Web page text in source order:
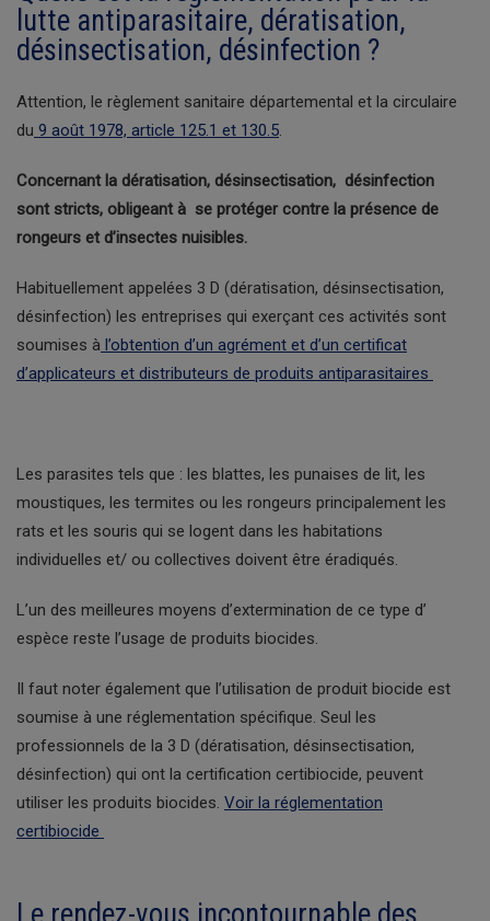
lutte antiparasitaire, dératisation,
désinsectisation, désinfection ?
Attention, le règlement sanitaire départemental et la circulaire
du 9 août 1978, article 125.1 et 130.5.
Concernant la dératisation, désinsectisation, désinfection
sont stricts, obligeant à se protéger contre la présence de
rongeurs et d’insectes nuisibles.
Habituellement appelées 3 D (dératisation, désinsectisation,
désinfection) les entreprises qui exerçant ces activités sont
soumises à l’obtention d’un agrément et d’un certificat
d’applicateurs et distributeurs de produits antiparasitaires
Les parasites tels que : les blattes, les punaises de lit, les
moustiques, les termites ou les rongeurs principalement les
rats et les souris qui se logent dans les habitations
individuelles et/ ou collectives doivent être éradiqués.
L’un des meilleures moyens d’extermination de ce type d’
espèce reste l’usage de produits biocides.
Il faut noter également que l’utilisation de produit biocide est
soumise à une réglementation spécifique. Seul les
professionnels de la 3 D (dératisation, désinsectisation,
désinfection) qui ont la certification certibiocide, peuvent
utiliser les produits biocides. Voir la réglementation
certibiocide